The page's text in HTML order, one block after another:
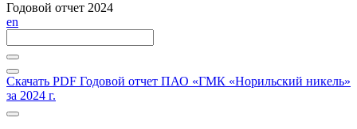
Годовой отчет 2024
en
Скачать PDF Годовой отчет ПАО «ГМК «Норильский никель»
за 2024 г.